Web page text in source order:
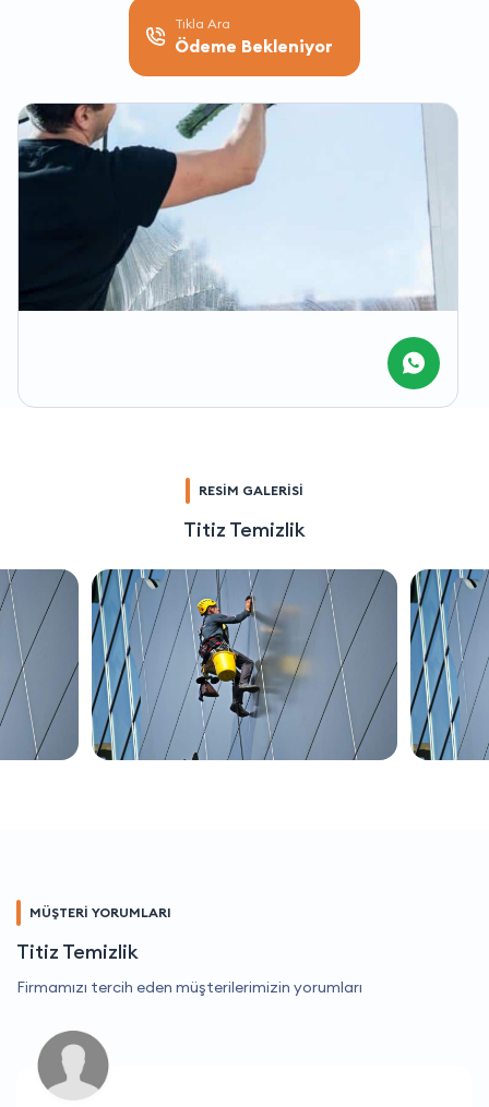
Tıkla Ara
Ödeme Bekleniyor
RESİM GALERİSİ
Titiz Temizlik
MÜŞTERİ YORUMLARI
Titiz Temizlik
Firmamızı tercih eden müşterilerimizin yorumları